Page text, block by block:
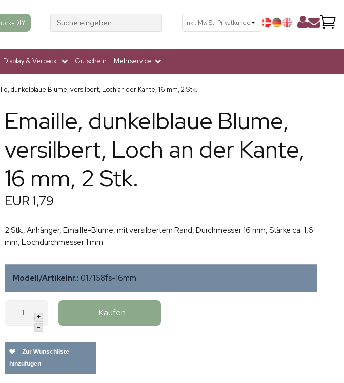
DIY Suche eingeben
Display & Verpack. Gutschein Mehrservice
dunkelblaue Blume, versilbert, Loch an der Kante, 16 mm, 2 Stk.
Emaille, dunkelblaue Blume,
versilbert, Loch an der Kante,
16 mm, 2 Stk.
EUR 1,79
2 Stk., Anhänger, Emaille-Blume, mit versilbertem Rand, Durchmesser 16 mm, Stärke ca. 1,6
mm, Lochdurchmesser 1 mm
Modell/Artikelnr.: 017168fs-16mm
+
-
Kaufen
Zur Wunschliste
hinzufügen